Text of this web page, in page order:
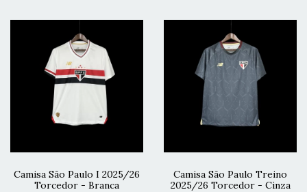
Camisa São Paulo I 2025/26
Torcedor - Branca
Camisa São Paulo Treino
2025/26 Torcedor - Cinza